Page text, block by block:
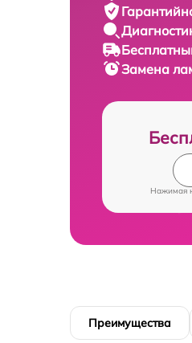
Замена
Нажимая
Преимущества